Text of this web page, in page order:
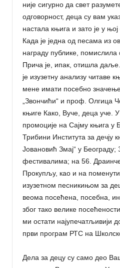
није сигурно да свет
одговорност, деца су вам
настала књига и зато је у
Када је једна од песама из
награду публике,
Прича је, ипак, отишла
је изузетну анализу читаве
мене имати посебно
„Звончићи“ и проф. Олгица
књиге Како, Вуче, деца уче.
промоције на Сајму књига у
Трибини Института за
Јовановић Змај“ у
фестивалима; на 56.
Прокупљу, као и на
изузетном песникињом за
веома посећена, посебна,
због тако велике
ми остати најупечатљивији
први програм РТС на
Дела за децу су само део